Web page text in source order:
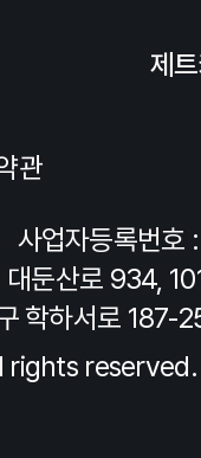
제
관
사업자등록번
둔산로 934,
학하서로 187-
reserved.